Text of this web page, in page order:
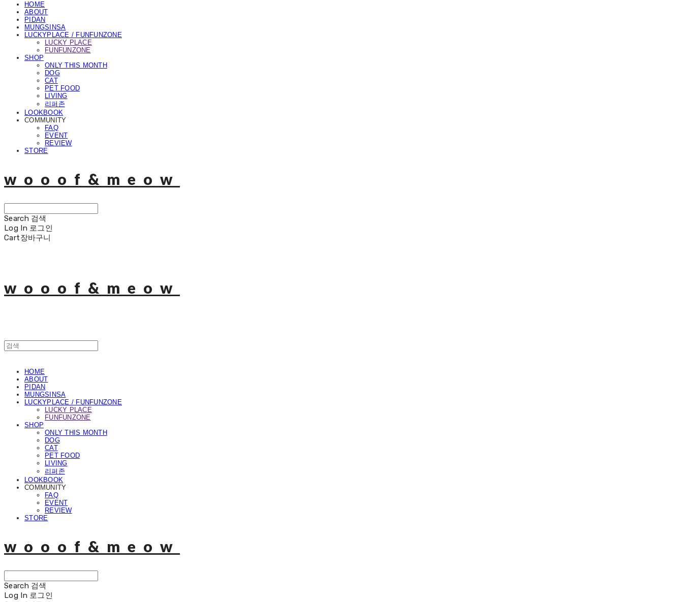
HOME
ABOUT
PIDAN
MUNGSINSA
LUCKYPLACE / FUNFUNZONE
LUCKY PLACE
FUNFUNZONE
SHOP
ONLY THIS MONTH
DOG
CAT
PET FOOD
LIVING
리퍼존
LOOKBOOK
COMMUNITY
FAQ
EVENT
REVIEW
STORE
wooof&meow
Search 검색
Log In 로그인
Cart장바구니
wooof&meow
HOME
ABOUT
PIDAN
MUNGSINSA
LUCKYPLACE / FUNFUNZONE
LUCKY PLACE
FUNFUNZONE
SHOP
ONLY THIS MONTH
DOG
CAT
PET FOOD
LIVING
리퍼존
LOOKBOOK
COMMUNITY
FAQ
EVENT
REVIEW
STORE
wooof&meow
Search 검색
Log In 로그인